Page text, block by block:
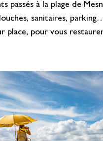
passés à la plage de
sanitaires,
place, pour vous